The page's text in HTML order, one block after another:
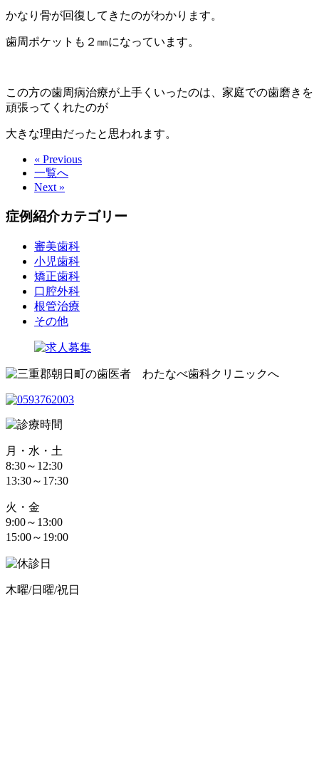
かなり骨が回復してきたのがわかります。
歯周ポケットも２㎜になっています。
この方の歯周病治療が上手くいったのは、家庭での歯磨きを
頑張ってくれたのが
大きな理由だったと思われます。
« Previous
一覧へ
Next »
症例紹介カテゴリー
審美歯科
小児歯科
矯正歯科
口腔外科
根管治療
その他
月・水・土
8:30～12:30
13:30～17:30
火・金
9:00～13:00
15:00～19:00
木曜/日曜/祝日